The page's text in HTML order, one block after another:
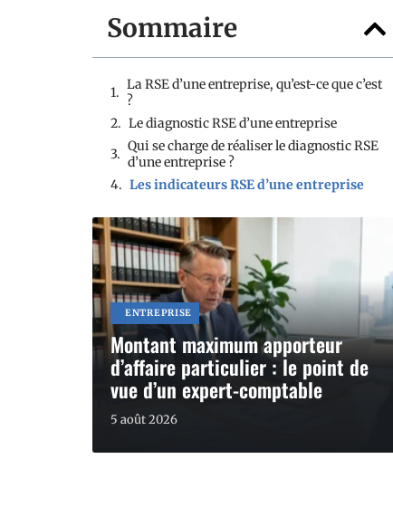
Sommaire
La RSE d’une entreprise, qu’est-ce que c’est
?
Le diagnostic RSE d’une entreprise
Qui se charge de réaliser le diagnostic RSE
d’une entreprise ?
Les indicateurs RSE d’une entreprise
ENTREPRISE
Montant maximum apporteur
d’affaire particulier : le point de
vue d’un expert-comptable
5 août 2026